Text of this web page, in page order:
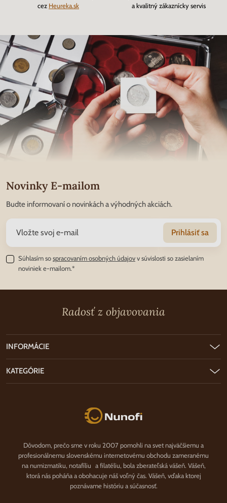
cez Heureka.sk
a kvalitný zákaznícky servis
Novinky E-mailom
Budte informovaní o novinkách a výhodných akciách.
Prihlásiť sa
Súhlasím sospracovaním osobných údajovv súvislosti so zasielaním
noviniek e-mailom.*
Radosť z objavovania
Nunofi.sk
Dôvodom, prečo sme v roku 2007 pomohli na svet najväčšiemu a
profesionálnemu slovenskému internetovému obchodu zameranému
na numizmatiku, notafíliu a filatéliu, bola zberateľská vášeň. Vášeň,
ktorá nás poháňa a obohacuje náš voľný čas. Vášeň, vďaka ktorej
poznávame históriu a súčasnosť.
INFORMÁCIE
KATEGÓRIE